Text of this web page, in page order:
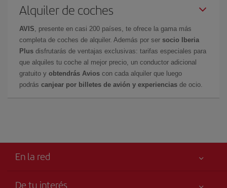
Alquiler de coches
AVIS , presente en casi 200 países, te ofrece la gama más
completa de coches de alquiler. Además por ser socio Iberia
Plus disfrutarás de ventajas exclusivas: tarifas especiales para
que alquiles tu coche al mejor precio, un conductor adicional
gratuito y obtendrás Avios con cada alquiler que luego
podrás canjear por billetes de avión y experiencias de ocio.
En la red
De tu interés